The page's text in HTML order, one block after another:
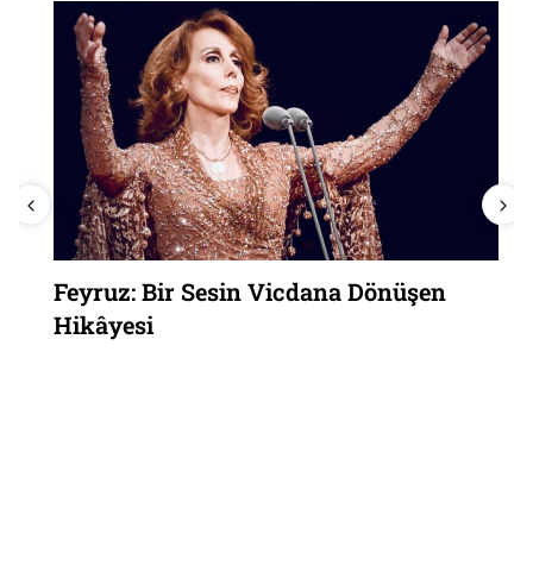
Feyruz: Bir Sesin Vicdana Dönüşen
Hikâyesi